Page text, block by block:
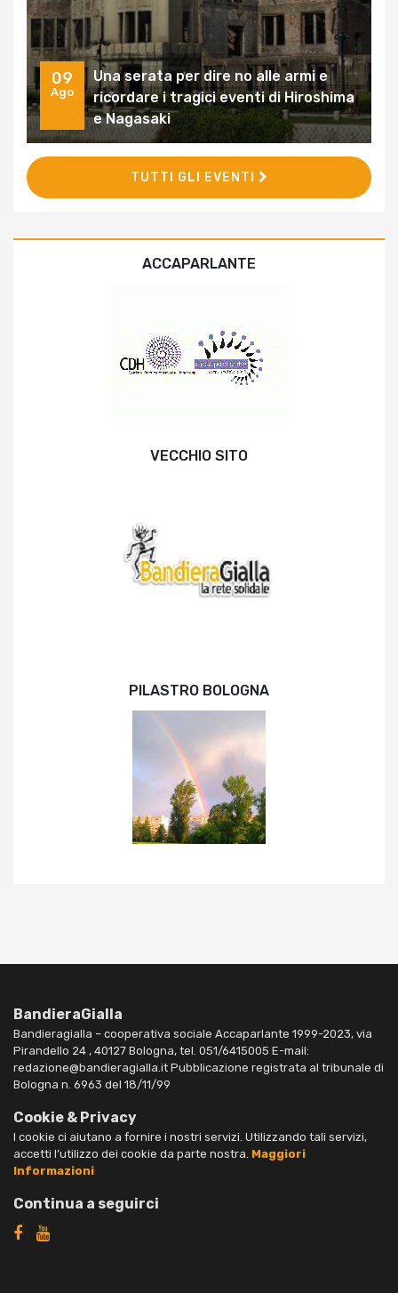
09
Ago
Una serata per dire no alle armi e
ricordare i tragici eventi di Hiroshima
e Nagasaki
TUTTI GLI EVENTI
ACCAPARLANTE
VECCHIO SITO
PILASTRO BOLOGNA
BandieraGialla
Bandieragialla – cooperativa sociale Accaparlante 1999-2023, via
Pirandello 24 , 40127 Bologna, tel. 051/6415005 E-mail:
redazione@bandieragialla.it Pubblicazione registrata al tribunale di
Bologna n. 6963 del 18/11/99
Cookie & Privacy
I cookie ci aiutano a fornire i nostri servizi. Utilizzando tali servizi,
accetti l’utilizzo dei cookie da parte nostra. Maggiori
Informazioni
Continua a seguirci